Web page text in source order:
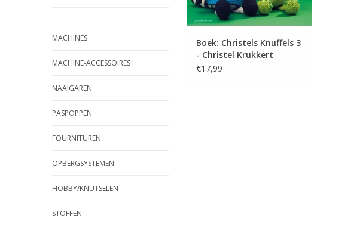
MACHINES
MACHINE-ACCESSOIRES
NAAIGAREN
PASPOPPEN
FOURNITUREN
OPBERGSYSTEMEN
HOBBY/KNUTSELEN
STOFFEN
Boek: Christels Knuffels 3
- Christel Krukkert
€17,99